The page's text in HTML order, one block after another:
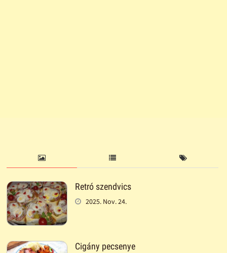
Retró szendvics
2025. Nov. 24.
Cigány pecsenye